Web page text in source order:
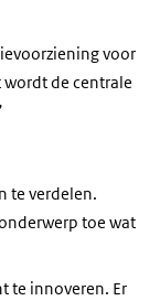
voor
wordt de centrale
te verdelen.
toe wat
te innoveren. Er